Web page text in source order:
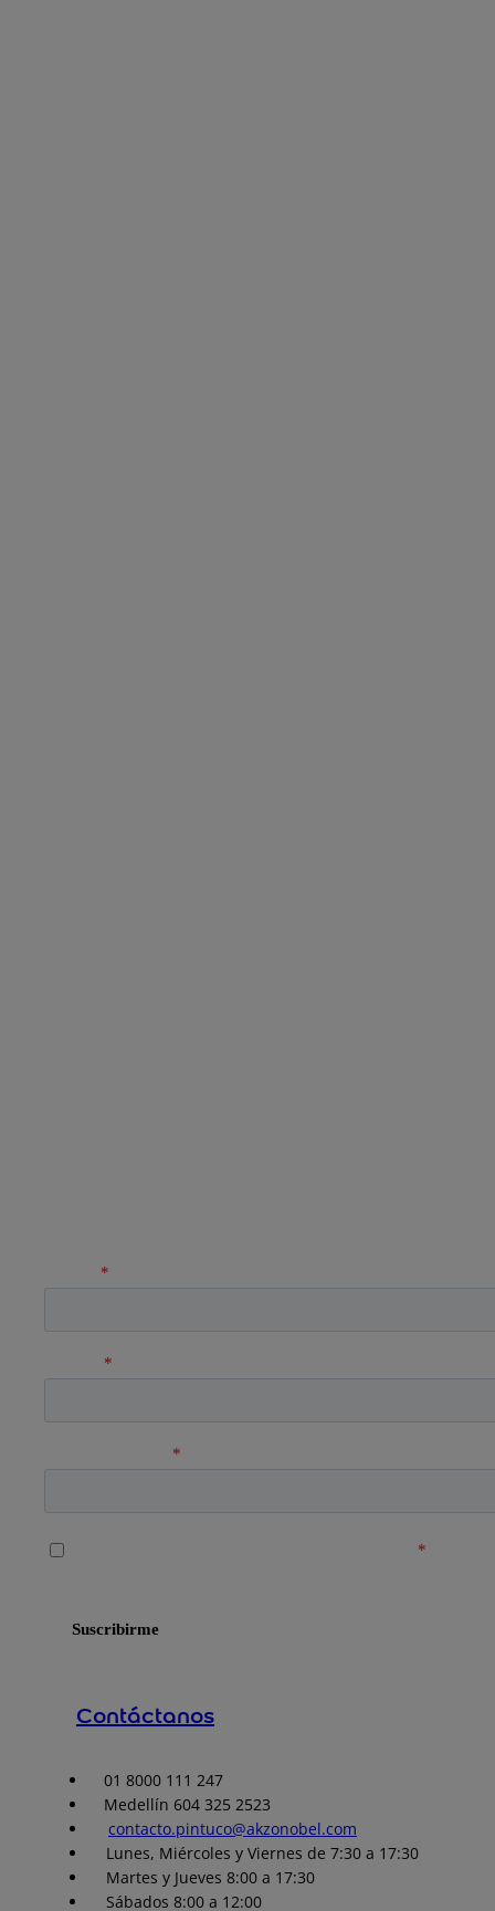
Contáctanos
01 8000 111 247
Medellín 604 325 2523
contacto.pintuco@akzonobel.com
Lunes, Miércoles y Viernes de 7:30 a 17:30
Martes y Jueves 8:00 a 17:30
Sábados 8:00 a 12:00